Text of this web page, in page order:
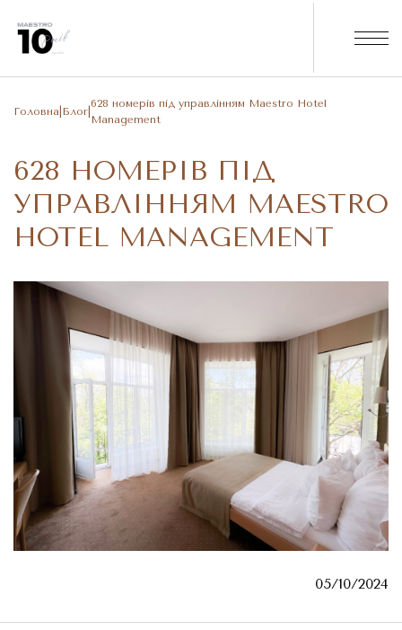
Головна Блог
628 номерів під управлінням Maestro Hotel
Management
628 НОМЕРІВ ПІД
УПРАВЛІННЯМ MAESTRO
HOTEL MANAGEMENT
05/10/2024